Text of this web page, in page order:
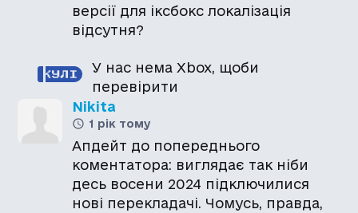
версії для іксбокс локалізація
відсутня?
У нас нема Xbox, щоби
перевірити
Nikita
1 рік тому
Апдейт до попереднього
коментатора: виглядає так ніби
десь восени 2024 підключилися
нові перекладачі. Чомусь, правда,